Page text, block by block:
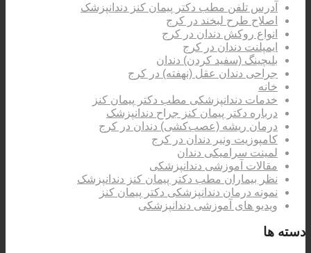
آدرس تلفن مطب دکتر پیمان کنز دندانپزشک
اصلاح طرح لبخند در کرج
انواع روکش دندان در کرج
ایمپلنت دندان در کرج
بلیچینگ (سفید کردن) دندان
جراحی دندان عقل (نهفته) در کرج
خانه
خدمات دندانپزشکی مطب دکتر پیمان کنز
درباره دکتر پیمان کنز جراح دندانپزشک
درمان ریشه (عصب‌کشی) دندان در کرج
کامپوزیت ونیر دندان در کرج
لمینت سرامیکی دندان
مقالات آموزشی دندانپزشکی
نظر بیماران مطب دکتر پیمان کنز دندانپزشک
نمونه درمان دندانپزشکی دکتر پیمان کنز
ویدیو های آموزشی دندانپزشکی
دسته ها